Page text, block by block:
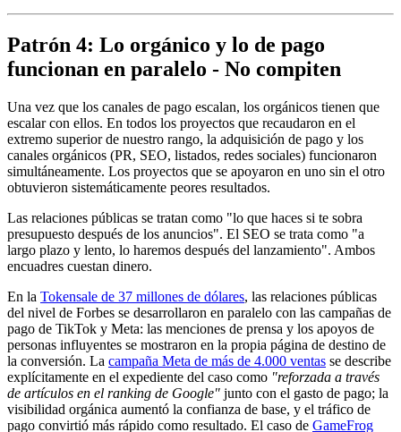
Patrón 4: Lo orgánico y lo de pago
funcionan en paralelo - No compiten
Una vez que los canales de pago escalan, los orgánicos tienen que
escalar con ellos. En todos los proyectos que recaudaron en el
extremo superior de nuestro rango, la adquisición de pago y los
canales orgánicos (PR, SEO, listados, redes sociales) funcionaron
simultáneamente. Los proyectos que se apoyaron en uno sin el otro
obtuvieron sistemáticamente peores resultados.
Las relaciones públicas se tratan como "lo que haces si te sobra
presupuesto después de los anuncios". El SEO se trata como "a
largo plazo y lento, lo haremos después del lanzamiento". Ambos
encuadres cuestan dinero.
En la Tokensale de 37 millones de dólares, las relaciones públicas
del nivel de Forbes se desarrollaron en paralelo con las campañas de
pago de TikTok y Meta: las menciones de prensa y los apoyos de
personas influyentes se mostraron en la propia página de destino de
la conversión. La campaña Meta de más de 4.000 ventas se describe
explícitamente en el expediente del caso como "reforzada a través
de artículos en el ranking de Google" junto con el gasto de pago; la
visibilidad orgánica aumentó la confianza de base, y el tráfico de
pago convirtió más rápido como resultado. El caso de GameFrog